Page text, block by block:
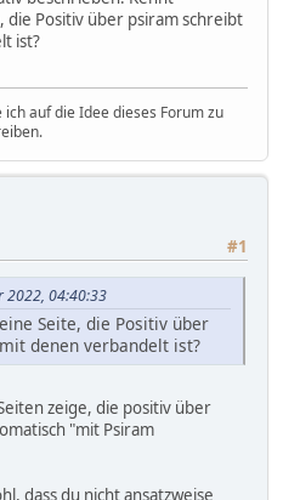
die Positiv über psiram schreibt
ist?
auf die Idee dieses Forum zu
#1
2022, 04:40:33
Seite, die Positiv über
denen verbandelt ist?
zeige, die positiv über
"mit Psiram
dass du nicht ansatzweise